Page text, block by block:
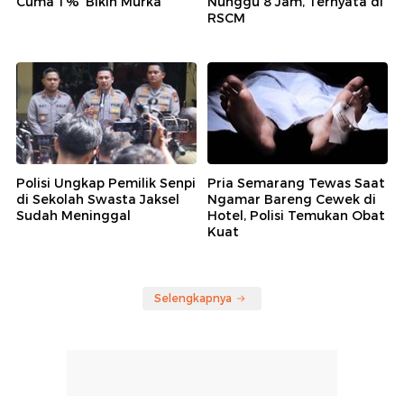
RSCM
Polisi Ungkap Pemilik Senpi
di Sekolah Swasta Jaksel
Sudah Meninggal
Pria Semarang Tewas Saat
Ngamar Bareng Cewek di
Hotel, Polisi Temukan Obat
Kuat
Selengkapnya